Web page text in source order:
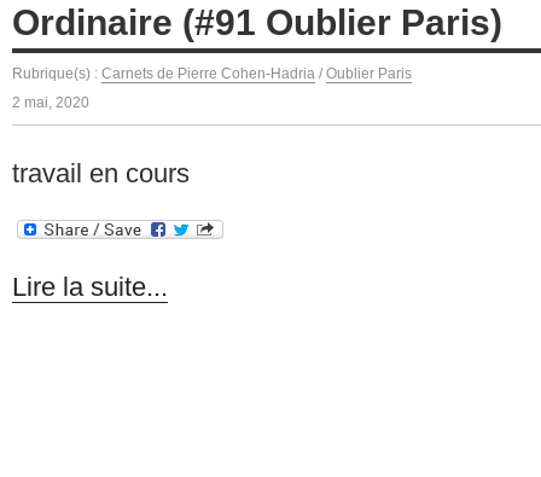
Ordinaire (#91 Oublier Paris)
Rubrique(s) : Carnets de Pierre Cohen-Hadria / Oublier Paris
2 mai, 2020
travail en cours
Lire la suite...